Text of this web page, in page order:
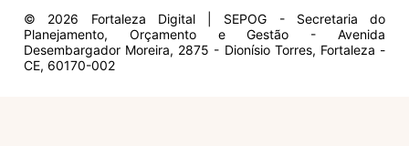
© 2026 Fortaleza Digital | SEPOG - Secretaria do
Planejamento, Orçamento e Gestão - Avenida
Desembargador Moreira, 2875 - Dionísio Torres, Fortaleza -
CE, 60170-002